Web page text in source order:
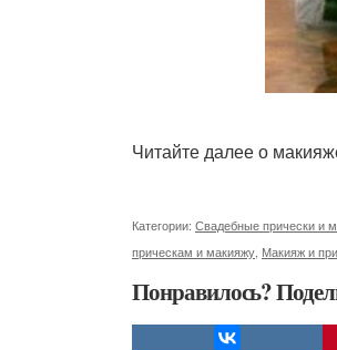
Читайте далее о
Категории: Свадебные прически и
прическам и макияжу, Макияж и
Понравилось?